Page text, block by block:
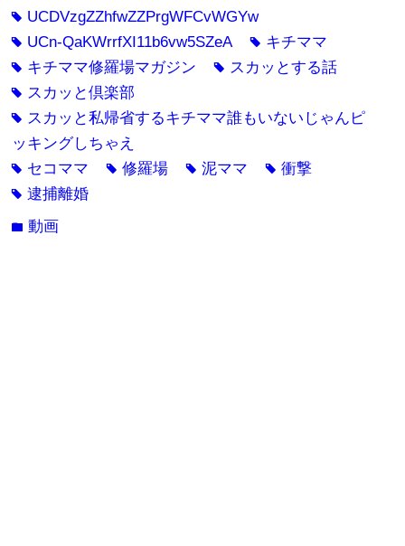
tag UCDVzgZZhfwZZPrgWFCvWGYw
tag UCn-QaKWrrfXI11b6vw5SZeA tag キチママ
tag キチママ修羅場マガジン tag スカッとする話
tag スカッと倶楽部
tag スカッと私帰省するキチママ誰もいないじゃんピ
ッキングしちゃえ
tag セコママ tag修羅場 tag泥ママ tag衝撃
tag逮捕離婚
folder動画